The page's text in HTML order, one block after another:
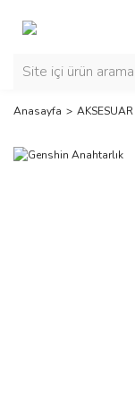
Anasayfa AKSESUAR